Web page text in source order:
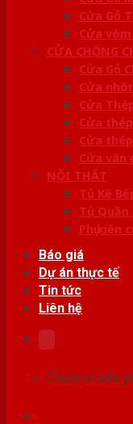
Cửa Gỗ
Cửa
CỬA CHỐNG
Cửa Gỗ
Cửa
Cửa
Cửa
Cửa
Cửa vân
NỘI THẤT
Tủ Kệ
Tủ Quần
Phụ kiện
Báo giá
Dự án thực tế
Tin tức
Liên hệ
Chưa có sản